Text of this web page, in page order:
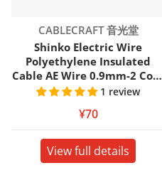
Vendor:
CABLECRAFT 音光堂
Shinko Electric Wire
Polyethylene Insulated
Cable AE Wire 0.9mm-2 Core
m/Sold by the meter
1 review
¥70
View full details